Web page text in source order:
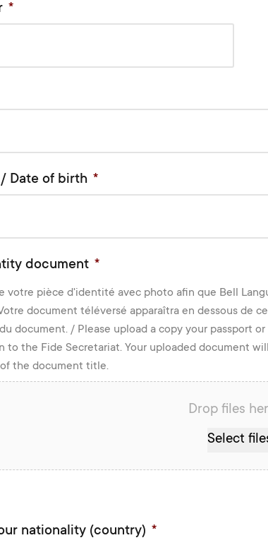
*
Date of birth *
document *
votre pièce d'identité avec photo afin que Bell
document téléversé apparaîtra en dessous
document. / Please upload a copy your passport
to the Fide Secretariat. Your uploaded document
the document title.
Drop files
Select
nationality (country) *